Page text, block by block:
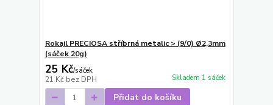
Rokajl PRECIOSA stříbrná metalic > (9/0) Ø2,3mm
(sáček 20g)
25 Kč/sáček
21 Kč bez DPH Skladem 1 sáček
Přidat do košíku